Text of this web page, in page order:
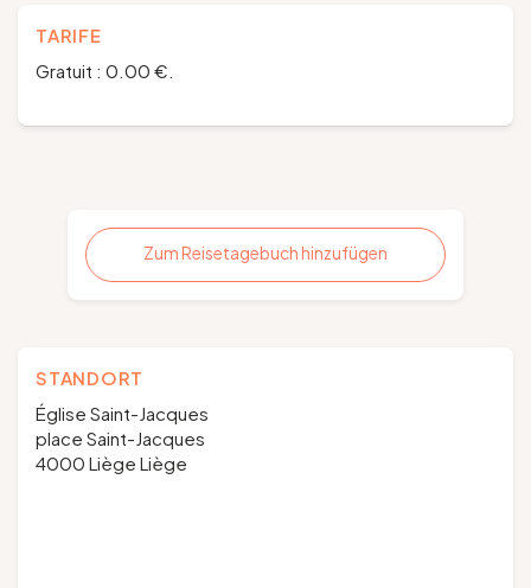
TARIFE
Gratuit : 0.00 €.
Zum Reisetagebuch hinzufügen
STANDORT
Église Saint-Jacques
place Saint-Jacques
4000 Liège Liège